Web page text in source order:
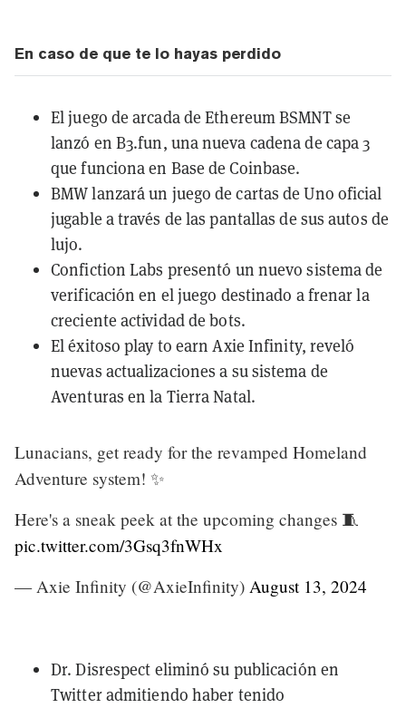
En caso de que te lo hayas perdido
El juego de arcada de EthereumBSMNT se
lanzó en B3.fun, una nueva cadena de capa 3
que funciona en Base de Coinbase.
BMW lanzaráun juego de cartas de Uno oficial
jugable a través de las pantallas de sus autos de
lujo.
Confiction Labs presentó un nuevo sistema de
verificación en el juego destinado a frenar la
creciente actividad de bots.
El éxitoso play to earnAxie Infinity, reveló
nuevas actualizaciones a susistema de
Aventuras en la Tierra Natal.
Lunacians, get ready for the revamped Homeland
Adventure system! ✨
Here's a sneak peek at the upcoming changes 🧵
pic.twitter.com/3Gsq3fnWHx
— Axie Infinity (@AxieInfinity) August 13, 2024
Dr. Disrespect eliminó su publicación en
Twitteradmitiendo haber tenido